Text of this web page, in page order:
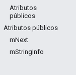
Atributos
públicos
Atributos públicos
mNext
mStringInfo